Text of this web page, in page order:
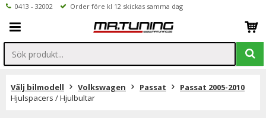
0413 - 32002 Order före kl 12 skickas samma dag
Välj bilmodell Volkswagen Passat
Passat 2005-2010
Hjulspacers / Hjulbultar